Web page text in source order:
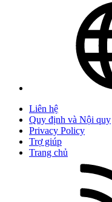
Liên hệ
Quy định và Nội quy
Privacy Policy
Trợ giúp
Trang chủ